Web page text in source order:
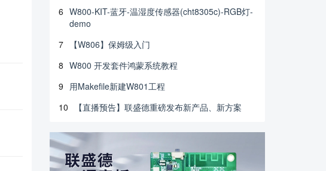
6 W800-KIT-蓝牙-温湿度传感器(cht8305c)-RGB灯-
demo
7
【W806】保姆级入门
8 W800 开发套件鸿蒙系统教程
9 用Makefile新建W801工程
10
【直播预告】联盛德重磅发布新产品、新方案